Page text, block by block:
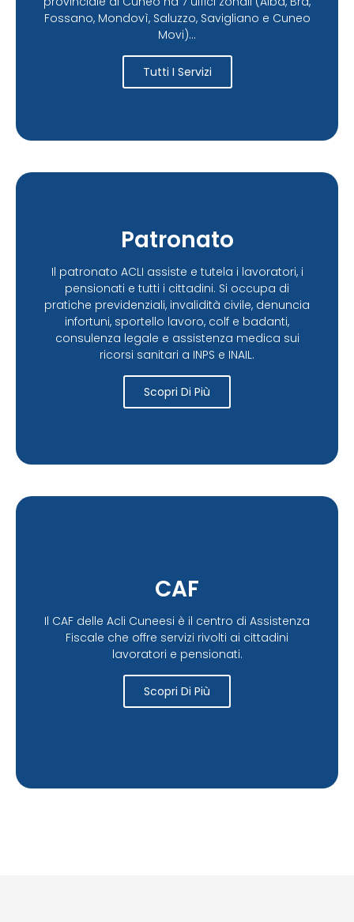
Fossano, Mondovì, Saluzzo, Savigliano e Cuneo
Movi)...
Tutti I Servizi
Patronato
Il patronato ACLI assiste e tutela i lavoratori, i
pensionati e tutti i cittadini. Si occupa di
pratiche previdenziali, invalidità civile, denuncia
infortuni, sportello lavoro, colf e badanti,
consulenza legale e assistenza medica sui
ricorsi sanitari a INPS e INAIL.
Scopri Di Più
CAF
Il CAF delle Acli Cuneesi è il centro di Assistenza
Fiscale che offre servizi rivolti ai cittadini
lavoratori e pensionati.
Scopri Di Più